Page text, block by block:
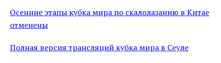
Осенние этапы кубка мира по скалолазанию в Китае
отменены
Полная версия трансляций кубка мира в Сеуле